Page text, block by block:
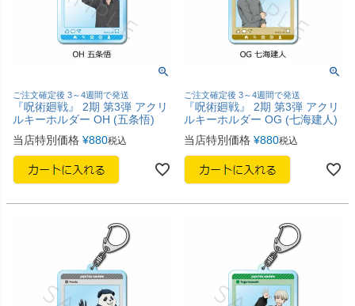
ご注文確定後 3～4週間で発送
『呪術廻戦』 2期 第3弾 アクリ
ルキーホルダー OH (五条悟)
当店特別価格 ¥880税込
ご注文確定後 3～4週間で発送
『呪術廻戦』 2期 第3弾 アクリ
ルキーホルダー OG (七海建人)
当店特別価格 ¥880税込